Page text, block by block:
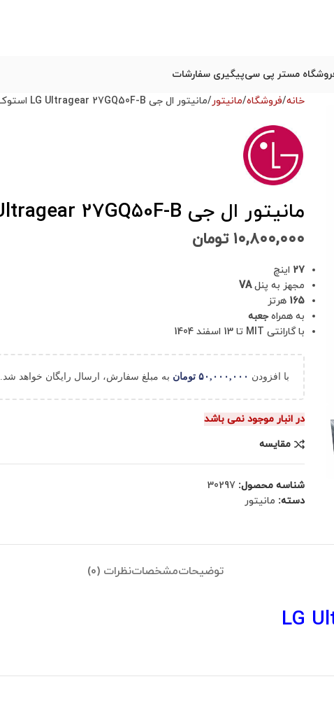
مستر پی سیپیگیری سفارشات
خانه فروشگاه مانیتور مانیتور ال جی LG Ultragear 27GQ50F-B استوک گارانتی تا 1404/12
مانیتور ال جی LG Ultragear 27GQ50F-B استوک گارانتی تا 1404/12
۱۰,۸۰۰,۰۰۰ تومان
27 اینچ
مجهز به پنلVA
165 هرتز
به همراهجعبه
با گارانتی MIT تا 13 اسفند 1404
با افزودن ۵۰,۰۰۰,۰۰۰ تومان به مبلغ سفارش، ارسال رایگان خواهد شد.
در انبار موجود نمی باشد
مقایسه
شناسه محصول: 30297
دسته: مانیتور
توضیحاتمشخصاتنظرات (0)
LG